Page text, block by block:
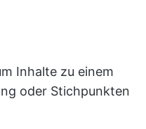
Inhalte zu einem
oder Stichpunkten